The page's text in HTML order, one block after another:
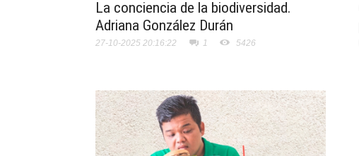
La conciencia de la biodiversidad.
Adriana González Durán
27-10-2025 20:16:22 1 5426